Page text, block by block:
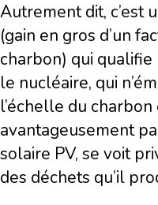
Autrement dit, c’est
(gain en gros d’un
charbon) qui
le nucléaire, qui
l’échelle du
avantageusement
solaire PV, se voit
des déchets qu’il